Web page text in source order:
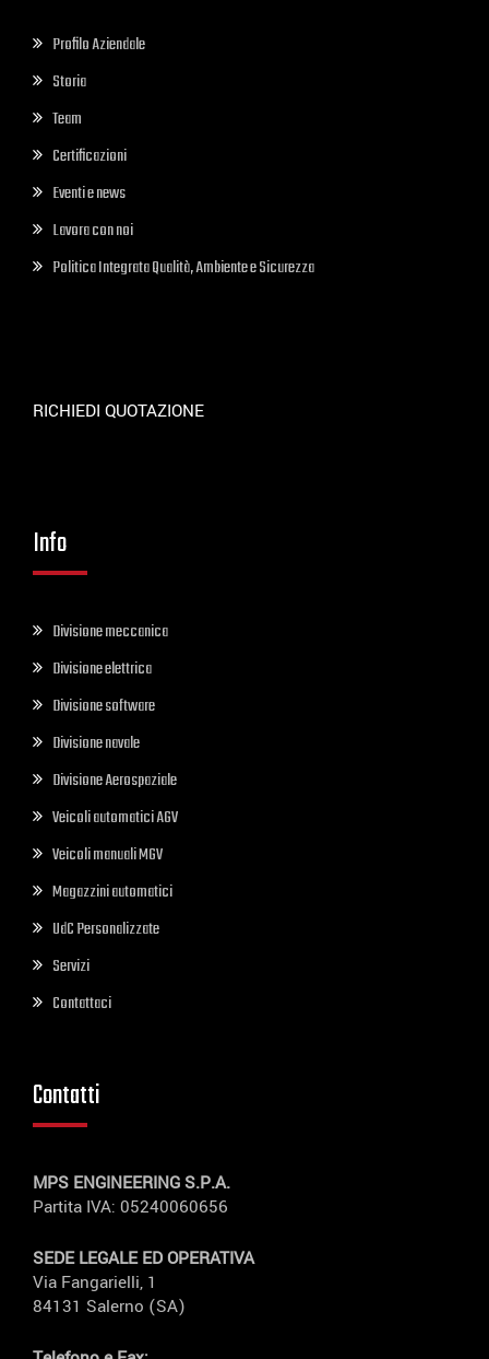
Profilo Aziendale
Storia
Team
Certificazioni
Eventi e news
Lavora con noi
Politica Integrata Qualità, Ambiente e Sicurezza
RICHIEDI QUOTAZIONE
Info
Divisione meccanica
Divisione elettrica
Divisione software
Divisione navale
Divisione Aerospaziale
Veicoli automatici AGV
Veicoli manuali MGV
Magazzini automatici
UdC Personalizzate
Servizi
Contattaci
Contatti
MPS ENGINEERING S.P.A.
Partita IVA: 05240060656
SEDE LEGALE ED OPERATIVA
Via Fangarielli, 1
84131 Salerno (SA)